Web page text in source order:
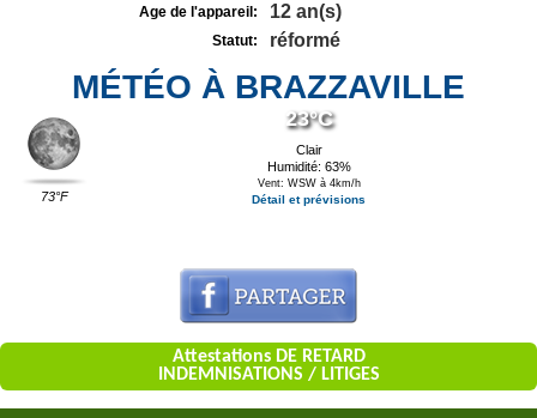
Age de l'appareil: 12 an(s)
Statut: réformé
MÉTÉO À BRAZZAVILLE
73°F
23°C
Clair
Humidité: 63%
Vent: WSW à 4km/h
Détail et prévisions
Attestations DE RETARD
INDEMNISATIONS / LITIGES